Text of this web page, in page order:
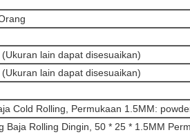
lain dapat disesuaikan)
lain dapat disesuaikan)
Cold Rolling, Permukaan 1.5MM:
Baja Rolling Dingin, 50 * 25 * 1.5MM